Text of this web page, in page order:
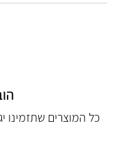
כל המוצרים שתזמינו